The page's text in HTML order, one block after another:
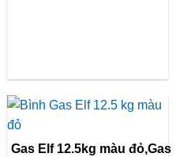
Gas Elf 12.5kg màu đỏ,Gas